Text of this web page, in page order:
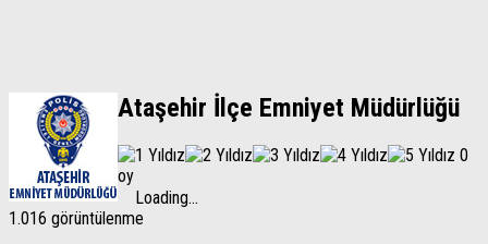
Ataşehir İlçe Emniyet Müdürlüğü
0
oy
Loading...
1.016 görüntülenme